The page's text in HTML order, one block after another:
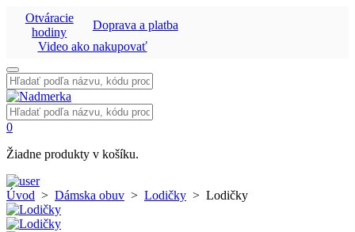
Otváracie
hodiny
Doprava a platba
Video ako nakupovať
Vyhľadať:
Vyhľadať:
0
Žiadne produkty v košíku.
Úvod > Dámska obuv > Lodičky > Lodičky